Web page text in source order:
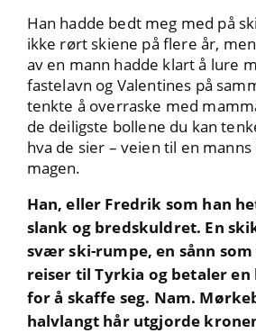
Han hadde bedt meg med på
ikke rørt skiene på flere år,
av en mann hadde klart å lure
fastelavn og Valentines på
tenkte å overraske med
de deiligste bollene du kan
hva de sier – veien til en
magen.
Han, eller Fredrik som han
slank og bredskuldret. En
svær ski-rumpe, en sånn
reiser til Tyrkia og betaler en
for å skaffe seg. Nam.
halvlangt hår utgjorde